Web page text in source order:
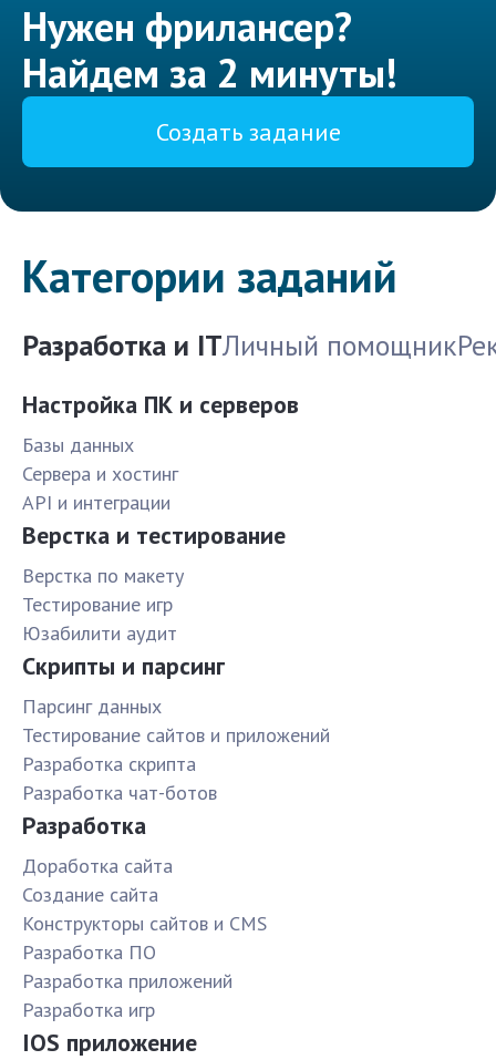
Нужен фрилансер?
Найдем за 2 минуты!
Создать задание
Категории заданий
Разработка и ITЛичный помощник
Настройка ПК и серверов
Базы данных
Сервера и хостинг
API и интеграции
Верстка и тестирование
Верстка по макету
Тестирование игр
Юзабилити аудит
Скрипты и парсинг
Парсинг данных
Тестирование сайтов и приложений
Разработка скрипта
Разработка чат-ботов
Разработка
Доработка сайта
Создание сайта
Конструкторы сайтов и CMS
Разработка ПО
Разработка приложений
Разработка игр
IOS приложение